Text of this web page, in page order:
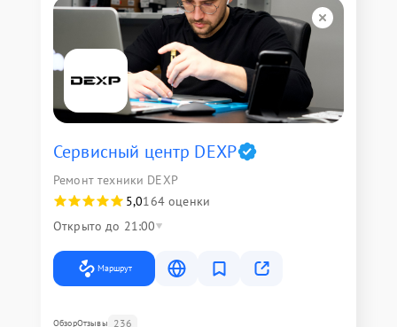
Сервисный центр DEXP
Ремонт техники DEXP
5,0164 оценки
Открыто до 21:00
Маршрут
ОбзорОтзывы 236